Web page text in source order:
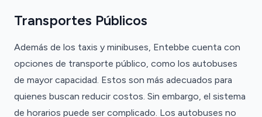
Transportes Públicos
Además de los taxis y minibuses, Entebbe cuenta con
opciones de transporte público, como los autobuses
de mayor capacidad. Estos son más adecuados para
quienes buscan reducir costos. Sin embargo, el sistema
de horarios puede ser complicado. Los autobuses no